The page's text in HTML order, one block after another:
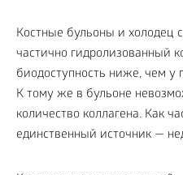
Костные бульоны и холодец
частично гидролизованный
биодоступность ниже, чем у
К тому же в бульоне
количество коллагена. Как
единственный источник —